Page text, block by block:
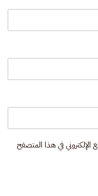
الإلكتروني في هذا المتصفح